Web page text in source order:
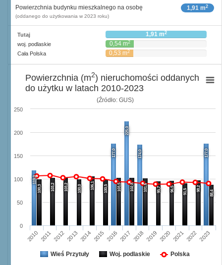
1,91 m2
Powierzchnia budynku mieszkalnego na osobę
(oddanego do użytkowania w 2023 roku)
Tutaj 1,91 m2
woj. podlaskie 0,54 m2
Cała Polska 0,53 m2
(Źródło: GUS)
119,0
177,0
225,0
174,0 177,0
100,3 103,2 103,2 100,0 106,1 100,5 103,5 102,8 101,6 95,7 96,5 91,5 98,2
88,4
2010 2011 2012 2013 2014 2015 2016 2017 2018 2019 2020 2021 2022 2023
0
50
100
150
200
250
Powierzchnia (m2) nieruchomości oddanych
do użytku w latach 2010-2023
Wieś Przytuły Woj. podlaskie Polska